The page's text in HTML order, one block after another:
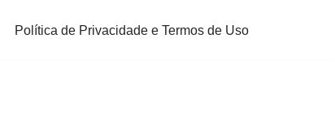
Política de Privacidade e Termos de Uso